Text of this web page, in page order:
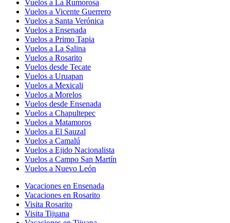
Vuelos a La Rumorosa
Vuelos a Vicente Guerrero
Vuelos a Santa Verónica
Vuelos a Ensenada
Vuelos a Primo Tapia
Vuelos a La Salina
Vuelos a Rosarito
Vuelos desde Tecate
Vuelos a Uruapan
Vuelos a Mexicali
Vuelos a Morelos
Vuelos desde Ensenada
Vuelos a Chapultepec
Vuelos a Matamoros
Vuelos a El Sauzal
Vuelos a Camalú
Vuelos a Ejido Nacionalista
Vuelos a Campo San Martín
Vuelos a Nuevo León
Vacaciones en Ensenada
Vacaciones en Rosarito
Visita Rosarito
Visita Tijuana